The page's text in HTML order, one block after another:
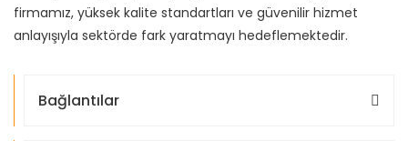
firmamız, yüksek kalite standartları ve güvenilir hizmet
anlayışıyla sektörde fark yaratmayı hedeflemektedir.
Bağlantılar